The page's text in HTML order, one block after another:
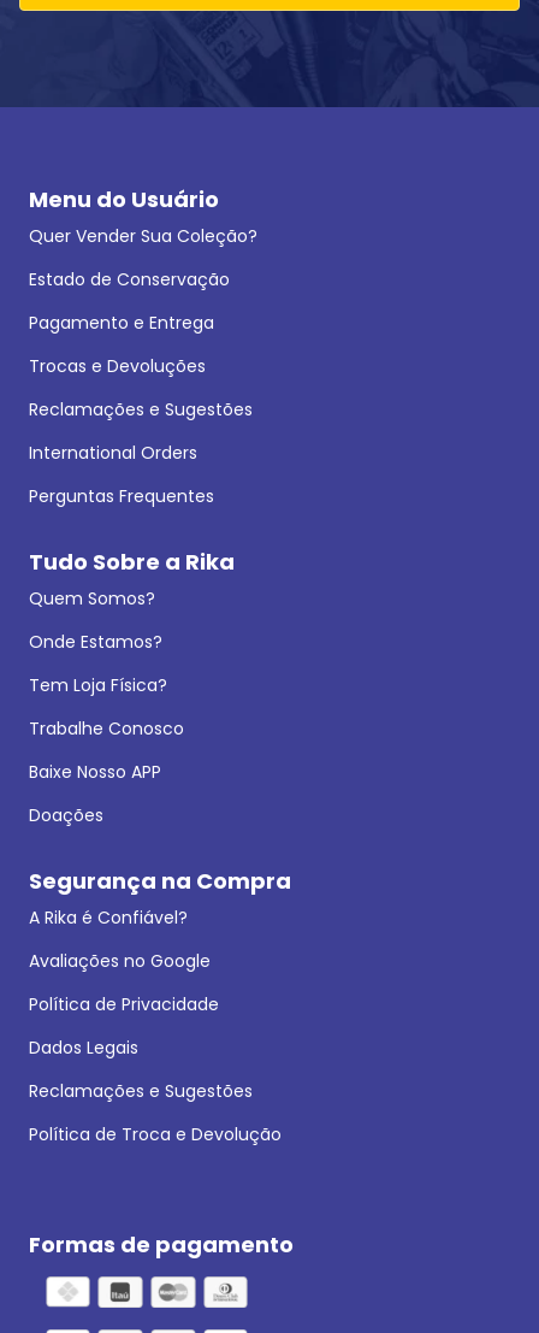
Menu do Usuário
Quer Vender Sua Coleção?
Estado de Conservação
Pagamento e Entrega
Trocas e Devoluções
Reclamações e Sugestões
International Orders
Perguntas Frequentes
Tudo Sobre a Rika
Quem Somos?
Onde Estamos?
Tem Loja Física?
Trabalhe Conosco
Baixe Nosso APP
Doações
Segurança na Compra
A Rika é Confiável?
Avaliações no Google
Política de Privacidade
Dados Legais
Reclamações e Sugestões
Política de Troca e Devolução
Formas de pagamento